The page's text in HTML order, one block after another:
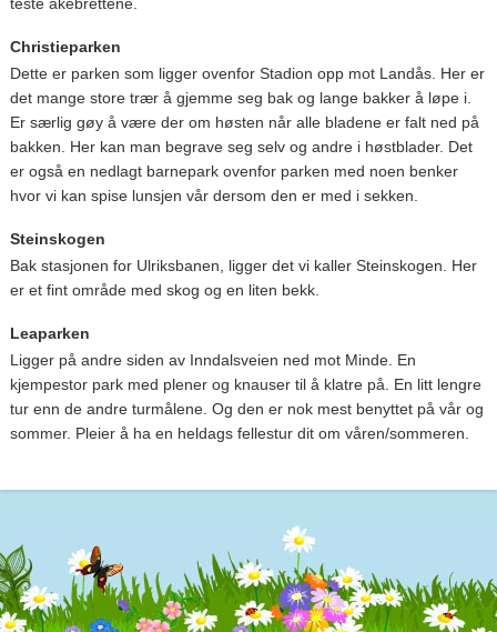
teste akebrettene.
Christieparken
Dette er parken som ligger ovenfor Stadion opp mot Landås. Her er
det mange store trær å gjemme seg bak og lange bakker å løpe i.
Er særlig gøy å være der om høsten når alle bladene er falt ned på
bakken. Her kan man begrave seg selv og andre i høstblader. Det
er også en nedlagt barnepark ovenfor parken med noen benker
hvor vi kan spise lunsjen vår dersom den er med i sekken.
Steinskogen
Bak stasjonen for Ulriksbanen, ligger det vi kaller Steinskogen. Her
er et fint område med skog og en liten bekk.
Leaparken
Ligger på andre siden av Inndalsveien ned mot Minde. En
kjempestor park med plener og knauser til å klatre på. En litt lengre
tur enn de andre turmålene. Og den er nok mest benyttet på vår og
sommer. Pleier å ha en heldags fellestur dit om våren/sommeren.